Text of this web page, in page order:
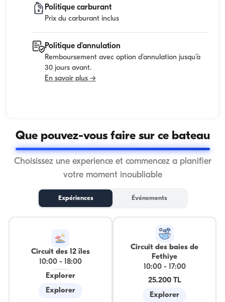
Politique carburant
Prix du carburant inclus
Politique d'annulation
Remboursement avec option d'annulation jusqu'à
30 jours avant.
En savoir plus →
Que pouvez-vous faire sur ce bateau
Choisissez une experience et commencez a planifier
votre moment inoubliable
Expériences Événements
Circuit des 12 îles
10:00- 18:00
Explorer
Explorer
Circuit des baies de
Fethiye
10:00-
17:00
25.200 TL
Explorer